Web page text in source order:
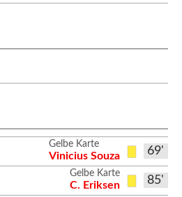
69'
Gelbe Karte
Vinicius Souza
85'
Gelbe Karte
C. Eriksen